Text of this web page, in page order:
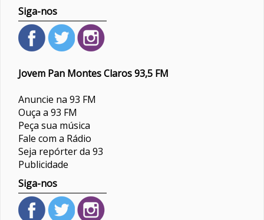
Siga-nos
Jovem Pan Montes Claros 93,5 FM
Anuncie na 93 FM
Ouça a 93 FM
Peça sua música
Fale com a Rádio
Seja repórter da 93
Publicidade
Siga-nos